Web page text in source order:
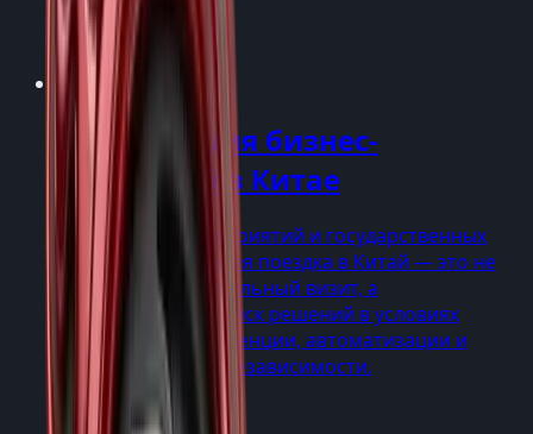
Услуги→
Организация бизнес-
делегаций в Китае
Для крупных предприятий и государственных
учреждений деловая поездка в Китай — это не
просто ознакомительный визит, а
стратегический поиск решений в условиях
глобальной конкуренции, автоматизации и
технологической независимости.
Услуги